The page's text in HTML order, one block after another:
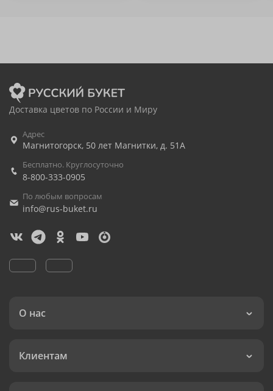
Доставка цветов по России и Миру
Адрес
Магнитогорск, 50 лет Магнитки, д. 51А
Бесплатно. Круглосуточно
8-800-333-0905
По любым вопросам
info@rus-buket.ru
О нас
Клиентам